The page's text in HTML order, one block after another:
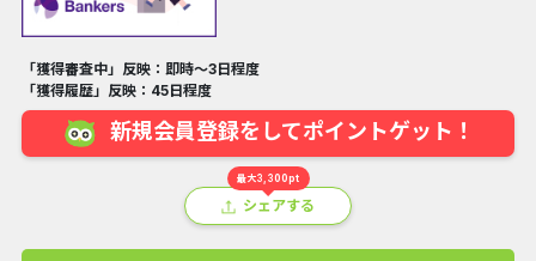
「獲得審査中」反映：即時～3日程度
「獲得履歴」反映：45日程度
新規会員登録をしてポイントゲット！
最大3,300pt
シェアする